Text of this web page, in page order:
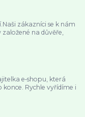
zákazníci se k nám
na důvěře,
e‑shopu, která
Rychle vyřídíme i